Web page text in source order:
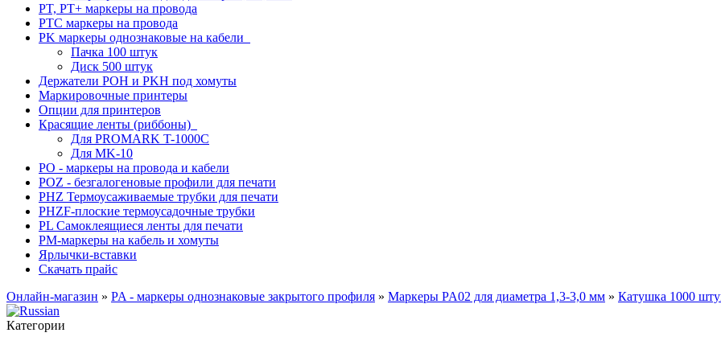
PT, PT+ маркеры на провода
PTC маркеры на провода
PK маркеры однознаковые на кабели
Пачка 100 штук
Диск 500 штук
Держатели POH и PKH под хомуты
Маркировочные принтеры
Опции для принтеров
Красящие ленты (риббоны)
Для PROMARK T-1000C
Для MK-10
PO - маркеры на провода и кабели
POZ - безгалогеновые профили для печати
PHZ Термоусаживаемые трубки для печати
PHZF-плоские термоусадочные трубки
PL Самоклеящиеся ленты для печати
PM-маркеры на кабель и хомуты
Ярлычки-вставки
Скачать прайс
Онлайн-магазин » PA - маркеры однознаковые закрытого профиля » Маркеры PA02 для диаметра 1,3-3,0 мм » Катушка 1000
Категории